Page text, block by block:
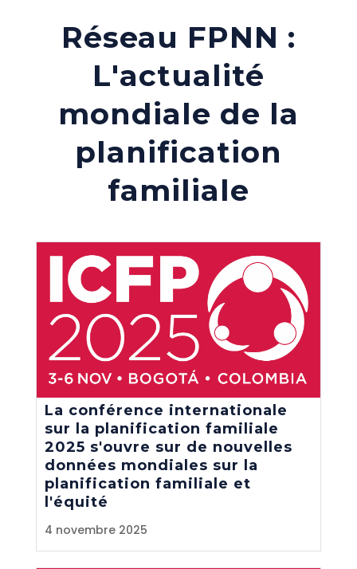
Réseau FPNN :
L'actualité
mondiale de la
planification
familiale
La conférence internationale
sur la planification familiale
2025 s'ouvre sur de nouvelles
données mondiales sur la
planification familiale et
l'équité
4 novembre 2025